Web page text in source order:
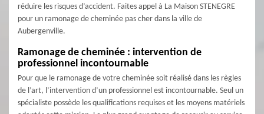
réduire les risques d’accident. Faites appel à La Maison STENEGRE
pour un ramonage de cheminée pas cher dans la ville de
Aubergenville.
Ramonage de cheminée : intervention de
professionnel incontournable
Pour que le ramonage de votre cheminée soit réalisé dans les règles
de l’art, l’intervention d’un professionnel est incontournable. Seul un
spécialiste possède les qualifications requises et les moyens matériels